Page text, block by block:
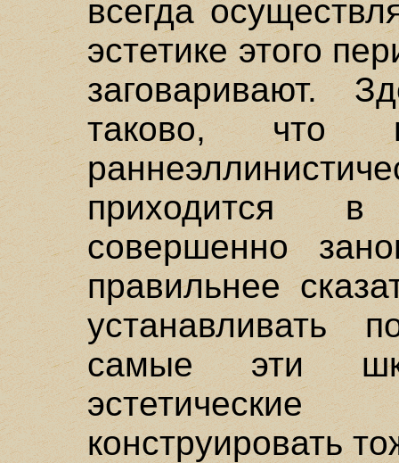
всегда
эстетике этого
заговаривают.
таково, что
приходится
совершенно
правильнее
устанавливать
самые эти
конструировать